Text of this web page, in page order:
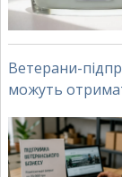
Ветерани-
можуть